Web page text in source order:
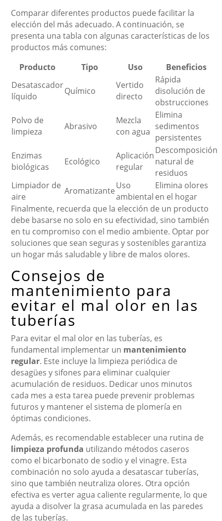
Comparar diferentes productos puede facilitar la
elección del más adecuado. A continuación, se
presenta una tabla con algunas características de los
productos más comunes:
Producto
Tipo Uso
Beneficios
Desatascador
líquido
Químico
Vertido
directo
Rápida
disolución de
obstrucciones
Polvo de
limpieza
Abrasivo
Mezcla
con agua
Elimina
sedimentos
persistentes
Enzimas
biológicas
Ecológico
Aplicación
regular
Descomposición
natural de
residuos
Limpiador de
aire
AromatizanteUso
ambiental
Elimina olores
en el hogar
Finalmente, recuerda que la elección de un producto
debe basarse no solo en su efectividad, sino también
en tu compromiso con el medio ambiente. Optar por
soluciones que sean seguras y sostenibles garantiza
un hogar más saludable y libre de malos olores.
Consejos de
mantenimiento para
evitar el mal olor en las
tuberías
Para evitar el mal olor en las tuberías, es
fundamental implementar un mantenimiento
regular. Este incluye la limpieza periódica de
desagües y sifones para eliminar cualquier
acumulación de residuos. Dedicar unos minutos
cada mes a esta tarea puede prevenir problemas
futuros y mantener el sistema de plomería en
óptimas condiciones.
Además, es recomendable establecer una rutina de
limpieza profunda utilizando métodos caseros
como el bicarbonato de sodio y el vinagre. Esta
combinación no solo ayuda a desatascar tuberías,
sino que también neutraliza olores. Otra opción
efectiva es verter agua caliente regularmente, lo que
ayuda a disolver la grasa acumulada en las paredes
de las tuberías.